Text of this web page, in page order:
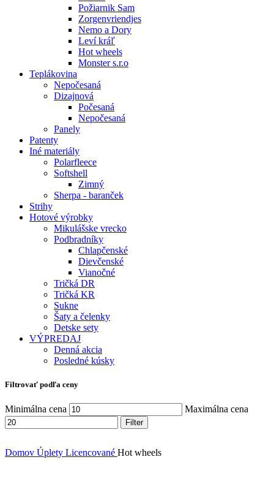
Požiarnik Sam
Zorgenvriendjes
Nemo a Dory
Leví kráľ
Hot wheels
Monster s.r.o
Teplákovina
Nepočesaná
Dizajnová
Počesaná
Nepočesaná
Panely
Patenty
Iné materiály
Polarfleece
Softshell
Zimný
Sherpa - baranček
Strihy
Hotové výrobky
Mikulášske vrecko
Podbradníky
Chlapčenské
Dievčenské
Vianočné
Tričká DR
Tričká KR
Sukne
Šaty a čelenky
Detske sety
VÝPREDAJ
Denná akcia
Posledné kúsky
Filtrovať podľa ceny
Minimálna cena Maximálna cena
Filter
Domov Úplety Licencované Hot wheels